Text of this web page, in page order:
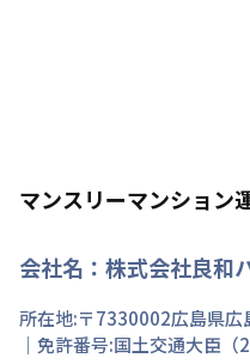
マンスリーマンション
会社名： 株式会社良和
所在地:〒7330002広島県
｜免許番号:国土交通大臣（